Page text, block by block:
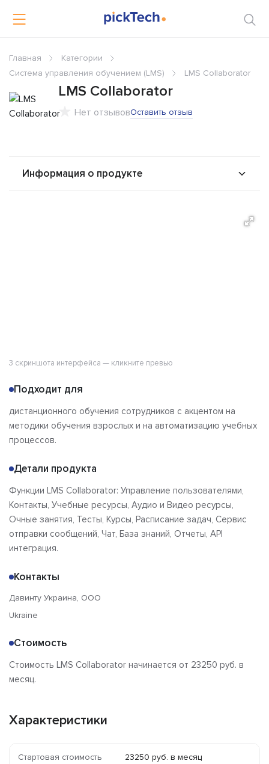
Главная
Категории
Система управления обучением (LMS)
LMS Collaborator
LMS Collaborator
Нет отзывовОставить отзыв
Информация о продукте
3 скриншота интерфейса — кликните превью
Подходит для
дистанционного обучения сотрудников с акцентом на
методики обучения взрослых и на автоматизацию учебных
процессов.
Детали продукта
Функции LMS Collaborator: Управление пользователями,
Контакты, Учебные ресурсы, Аудио и Видео ресурсы,
Очные занятия, Тесты, Курсы, Расписание задач, Сервис
отправки сообщений, Чат, База знаний, Отчеты, API
интеграция.
Контакты
Давинту Украина, ООО
Ukraine
Стоимость
Стоимость LMS Collaborator начинается от 23250 руб. в
месяц.
Характеристики
Стартовая стоимость 23250 руб. в месяц